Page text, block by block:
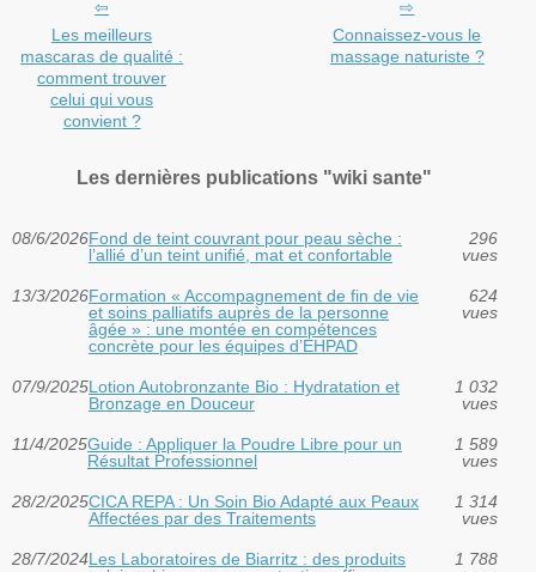
Les meilleurs
mascaras de qualité :
comment trouver
celui qui vous
convient ?
Connaissez-vous le
massage naturiste ?
Les dernières publications "wiki sante"
08/6/2026Fond de teint couvrant pour peau sèche :
l’allié d’un teint unifié, mat et confortable
296
vues
13/3/2026Formation « Accompagnement de fin de vie
et soins palliatifs auprès de la personne
âgée » : une montée en compétences
concrète pour les équipes d’EHPAD
624
vues
07/9/2025Lotion Autobronzante Bio : Hydratation et
Bronzage en Douceur
1 032
vues
11/4/2025Guide : Appliquer la Poudre Libre pour un
Résultat Professionnel
1 589
vues
28/2/2025CICA REPA : Un Soin Bio Adapté aux Peaux
Affectées par des Traitements
1 314
vues
28/7/2024Les Laboratoires de Biarritz : des produits
1 788